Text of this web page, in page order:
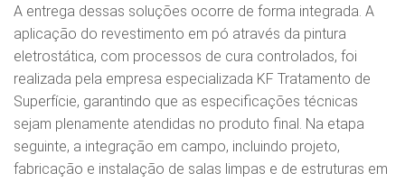
A entrega dessas soluções ocorre de forma integrada. A
aplicação do revestimento em pó através da pintura
eletrostática, com processos de cura controlados, foi
realizada pela empresa especializada KF Tratamento de
Superfície, garantindo que as especificações técnicas
sejam plenamente atendidas no produto final. Na etapa
seguinte, a integração em campo, incluindo projeto,
fabricação e instalação de salas limpas e de estruturas em